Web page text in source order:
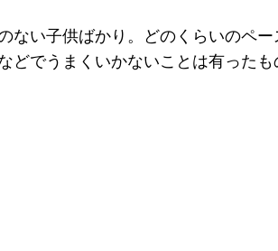
い子供ばかり。どのくらいのペ
でうまくいかないことは有った